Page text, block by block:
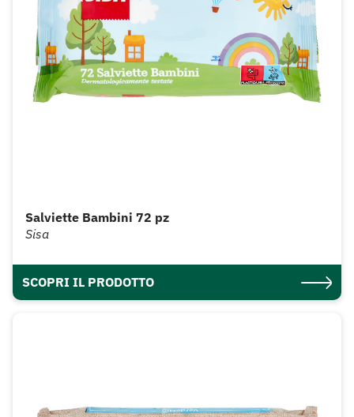
Salviette Bambini 72 pz
Sisa
SCOPRI IL PRODOTTO